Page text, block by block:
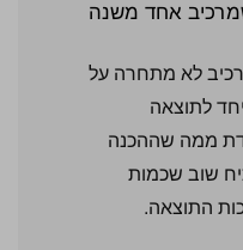
אחד משנה
לא מתחרה על
לתוצאה
ממה שההכנה
שוב שכמות
התוצאה.